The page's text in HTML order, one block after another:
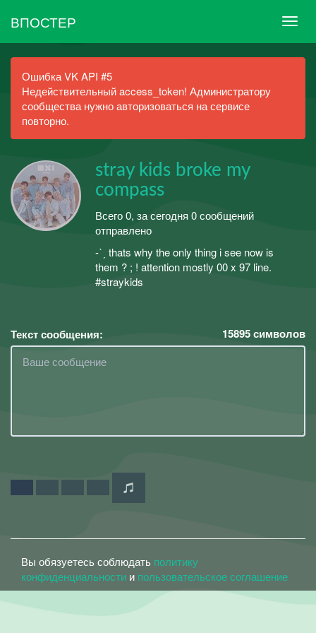
ВПОСТЕР
Ошибка VK API #5
Недействительный access_token! Администратору
сообщества нужно авторизоваться на сервисе
повторно.
stray kids broke my
compass
Всего 0, за сегодня 0 сообщений
отправлено
-ˋˏ thats why the only thing i see now is
them ? ; ! attention mostly 00 x 97 line.
#straykids
Текст сообщения: 15895символов
Вы обязуетесь соблюдать политику
конфиденциальности и пользовательское соглашение